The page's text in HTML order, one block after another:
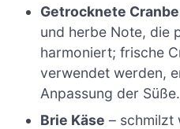
Getrocknete
und herbe Note, die
harmoniert; frische
verwendet werden,
Anpassung der Süße.
Brie Käse – schmilzt